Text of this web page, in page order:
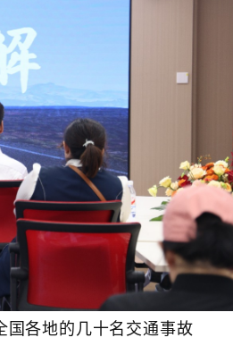
各地的几十名交通事故